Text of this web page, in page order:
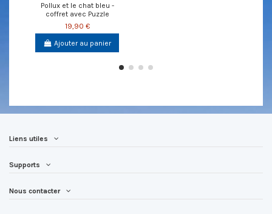
Pollux et le chat bleu -
coffret avec Puzzle
19,90 €
Ajouter au panier
Liens utiles
Supports
Nous contacter